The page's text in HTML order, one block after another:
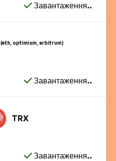
Завантаження..
(eth, optimism, arbitrum)
Завантаження..
TRX
Завантаження..